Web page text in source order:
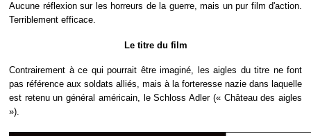
Aucune réflexion sur les horreurs de la guerre, mais un pur film d'action.
Terriblement efficace.
Le titre du film
Contrairement à ce qui pourrait être imaginé, les aigles du titre ne font
pas référence aux soldats alliés, mais à la forteresse nazie dans laquelle
est retenu un général américain, le Schloss Adler (« Château des aigles
»).